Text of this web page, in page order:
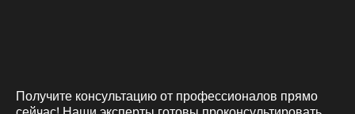
Получите консультацию от профессионалов прямо